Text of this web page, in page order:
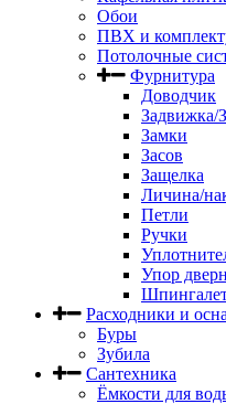
Обои
ПВХ и
Потолочные
Фурнитура
Доводчик
Задвижка/
Замки
Засов
Защелка
Личина/
Петли
Ручки
Упор
Расходники и
Буры
Зубила
Сантехника
Ёмкости для